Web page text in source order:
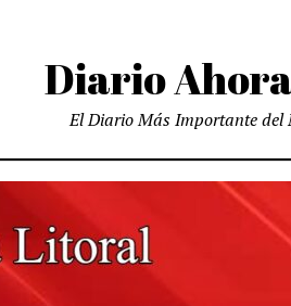
Diario
El Diario Más Importante del